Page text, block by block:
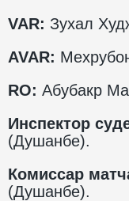
VAR: Зухал
AVAR:
RO: Абубакр
Инспектор
(Душанбе).
Комиссар
(Душанбе).